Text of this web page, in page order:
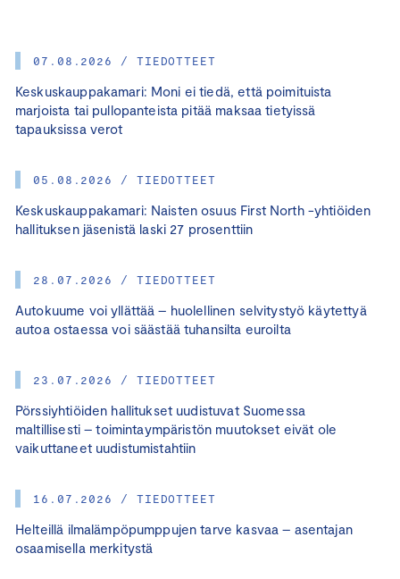
07.08.2026 / TIEDOTTEET
Keskuskauppakamari: Moni ei tiedä, että poimituista
marjoista tai pullopanteista pitää maksaa tietyissä
tapauksissa verot
05.08.2026 / TIEDOTTEET
Keskuskauppakamari: Naisten osuus First North -yhtiöiden
hallituksen jäsenistä laski 27 prosenttiin
28.07.2026 / TIEDOTTEET
Autokuume voi yllättää – huolellinen selvitystyö käytettyä
autoa ostaessa voi säästää tuhansilta euroilta
23.07.2026 / TIEDOTTEET
Pörssiyhtiöiden hallitukset uudistuvat Suomessa
maltillisesti – toimintaympäristön muutokset eivät ole
vaikuttaneet uudistumistahtiin
16.07.2026 / TIEDOTTEET
Helteillä ilmalämpöpumppujen tarve kasvaa – asentajan
osaamisella merkitystä